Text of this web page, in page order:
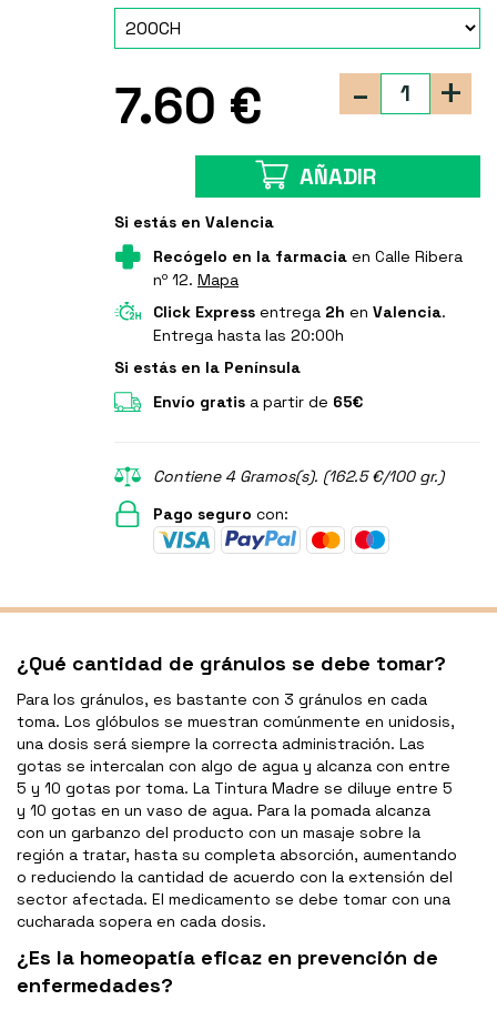
7.60 € +
-
AÑADIR
Si estás en Valencia
Recógelo en la farmacia en Calle Ribera
nº 12. Mapa
Click Express entrega 2h en Valencia.
Entrega hasta las 20:00h
Si estás en la Península
Envío gratis a partir de 65€
Contiene 4 Gramos(s). (162.5 €/100 gr.)
Pago seguro con:
¿Qué cantidad de gránulos se debe tomar?
Para los gránulos, es bastante con 3 gránulos en cada
toma. Los glóbulos se muestran comúnmente en unidosis,
una dosis será siempre la correcta administración. Las
gotas se intercalan con algo de agua y alcanza con entre
5 y 10 gotas por toma. La Tintura Madre se diluye entre 5
y 10 gotas en un vaso de agua. Para la pomada alcanza
con un garbanzo del producto con un masaje sobre la
región a tratar, hasta su completa absorción, aumentando
o reduciendo la cantidad de acuerdo con la extensión del
sector afectada. El medicamento se debe tomar con una
cucharada sopera en cada dosis.
¿Es la homeopatía eficaz en prevención de
enfermedades?